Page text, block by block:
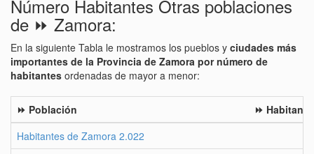
Número Habitantes Otras poblaciones
de ⏩ Zamora:
En la siguiente Tabla le mostramos los pueblos y ciudades más
importantes de la Provincia de Zamora por número de
habitantes ordenadas de mayor a menor:
⏩ Población
⏩
Habitantes de Zamora 2.022